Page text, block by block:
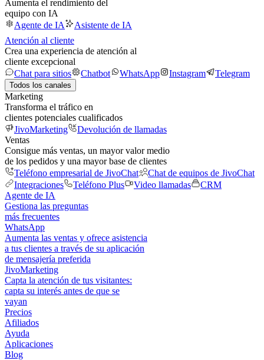
Aumenta el rendimiento del
equipo con IA
Agente de IA
Asistente de IA
Atención al cliente
Crea una experiencia de atención al
cliente excepcional
Chat para sitios
Chatbot WhatsApp Instagram Telegram
Todos los canales
Marketing
Transforma el tráfico en
clientes potenciales cualificados
JivoMarketing
Devolución de llamadas
Ventas
Consigue más ventas, un mayor valor medio
de los pedidos y una mayor base de clientes
Teléfono empresarial de JivoChat
Chat de equipos de JivoChat
Integraciones
Teléfono Plus Video llamadas
CRM
Agente de IA
Gestiona las preguntas
más frecuentes
WhatsApp
Aumenta las ventas y ofrece asistencia
a tus clientes a través de su aplicación
de mensajería preferida
JivoMarketing
Capta la atención de tus visitantes:
capta su interés antes de que se
vayan
Precios
Afiliados
Ayuda
Aplicaciones
Blog